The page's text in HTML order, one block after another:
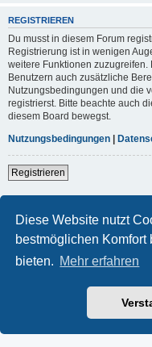
Diese Website nutzt
bestmöglichen Komfort
bieten. Mehr erfahren
REGISTRIEREN
Du musst in diesem Forum
Registrierung ist in wenigen
weitere Funktionen
Benutzern auch zusätzliche
Nutzungsbedingungen und die
registrierst. Bitte beachte auch
diesem Board bewegst.
Nutzungsbedingungen
Registrieren
TUK TUK Thailand Reisetipps
Powered byphpBB
Deutsche